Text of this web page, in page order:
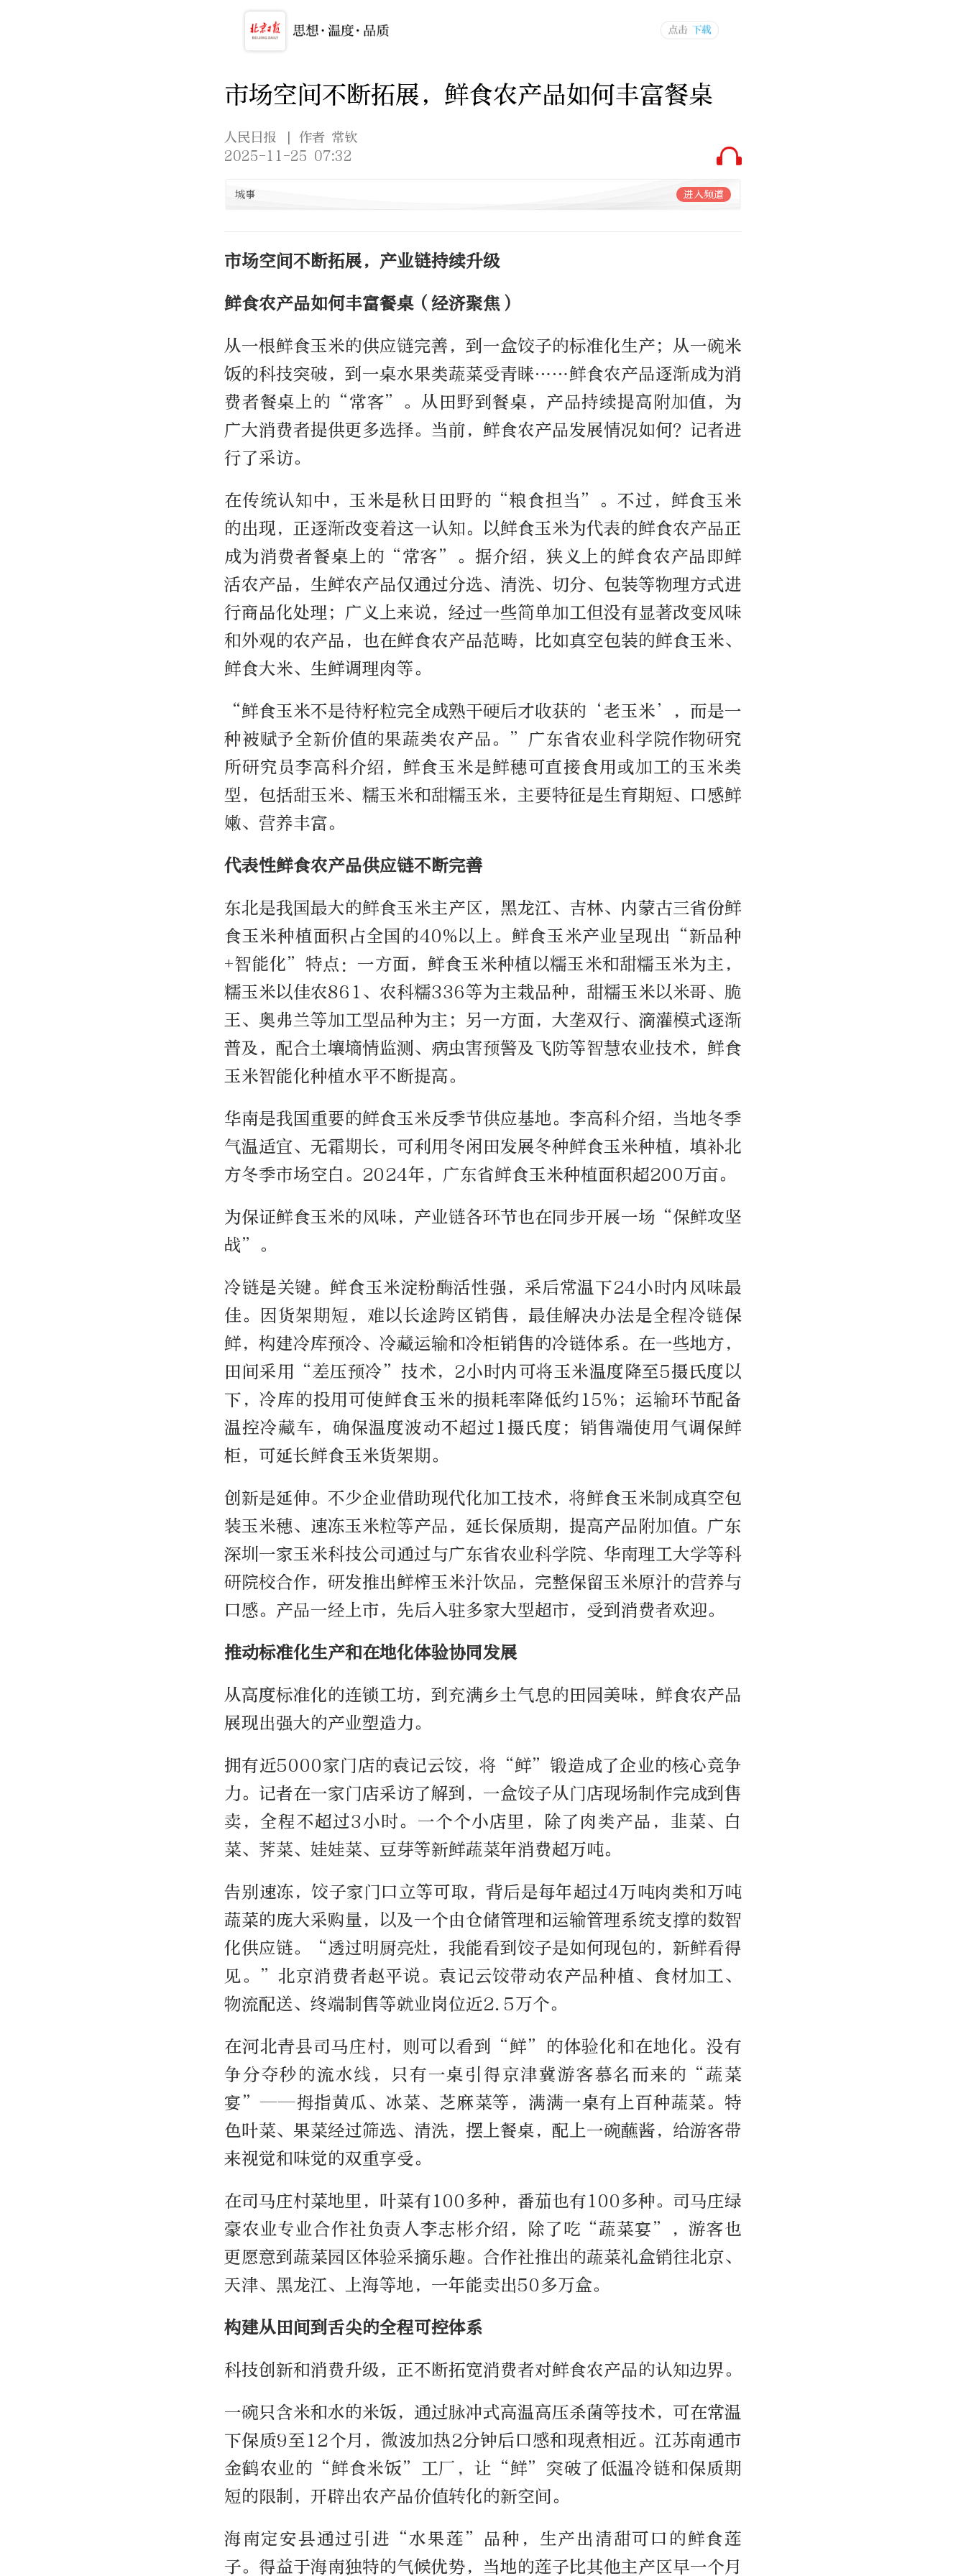
市场空间不断拓展，鲜食农产品如何丰富餐桌
人民日报
| 作者 常钦
2025-11-25 07:32
城事 进入频道
市场空间不断拓展，产业链持续升级
鲜食农产品如何丰富餐桌（经济聚焦）
从一根鲜食玉米的供应链完善，到一盒饺子的标准化生产；从一碗米
饭的科技突破，到一桌水果类蔬菜受青睐……鲜食农产品逐渐成为消
费者餐桌上的“常客”。从田野到餐桌，产品持续提高附加值，为
广大消费者提供更多选择。当前，鲜食农产品发展情况如何？记者进
行了采访。
在传统认知中，玉米是秋日田野的“粮食担当”。不过，鲜食玉米
的出现，正逐渐改变着这一认知。以鲜食玉米为代表的鲜食农产品正
成为消费者餐桌上的“常客”。据介绍，狭义上的鲜食农产品即鲜
活农产品，生鲜农产品仅通过分选、清洗、切分、包装等物理方式进
行商品化处理；广义上来说，经过一些简单加工但没有显著改变风味
和外观的农产品，也在鲜食农产品范畴，比如真空包装的鲜食玉米、
鲜食大米、生鲜调理肉等。
“鲜食玉米不是待籽粒完全成熟干硬后才收获的‘老玉米’，而是一
种被赋予全新价值的果蔬类农产品。”广东省农业科学院作物研究
所研究员李高科介绍，鲜食玉米是鲜穗可直接食用或加工的玉米类
型，包括甜玉米、糯玉米和甜糯玉米，主要特征是生育期短、口感鲜
嫩、营养丰富。
代表性鲜食农产品供应链不断完善
东北是我国最大的鲜食玉米主产区，黑龙江、吉林、内蒙古三省份鲜
食玉米种植面积占全国的40%以上。鲜食玉米产业呈现出“新品种
+智能化”特点：一方面，鲜食玉米种植以糯玉米和甜糯玉米为主，
糯玉米以佳农861、农科糯336等为主栽品种，甜糯玉米以米哥、脆
王、奥弗兰等加工型品种为主；另一方面，大垄双行、滴灌模式逐渐
普及，配合土壤墒情监测、病虫害预警及飞防等智慧农业技术，鲜食
玉米智能化种植水平不断提高。
华南是我国重要的鲜食玉米反季节供应基地。李高科介绍，当地冬季
气温适宜、无霜期长，可利用冬闲田发展冬种鲜食玉米种植，填补北
方冬季市场空白。2024年，广东省鲜食玉米种植面积超200万亩。
为保证鲜食玉米的风味，产业链各环节也在同步开展一场“保鲜攻坚
战”。
冷链是关键。鲜食玉米淀粉酶活性强，采后常温下24小时内风味最
佳。因货架期短，难以长途跨区销售，最佳解决办法是全程冷链保
鲜，构建冷库预冷、冷藏运输和冷柜销售的冷链体系。在一些地方，
田间采用“差压预冷”技术，2小时内可将玉米温度降至5摄氏度以
下，冷库的投用可使鲜食玉米的损耗率降低约15%；运输环节配备
温控冷藏车，确保温度波动不超过1摄氏度；销售端使用气调保鲜
柜，可延长鲜食玉米货架期。
创新是延伸。不少企业借助现代化加工技术，将鲜食玉米制成真空包
装玉米穗、速冻玉米粒等产品，延长保质期，提高产品附加值。广东
深圳一家玉米科技公司通过与广东省农业科学院、华南理工大学等科
研院校合作，研发推出鲜榨玉米汁饮品，完整保留玉米原汁的营养与
口感。产品一经上市，先后入驻多家大型超市，受到消费者欢迎。
推动标准化生产和在地化体验协同发展
从高度标准化的连锁工坊，到充满乡土气息的田园美味，鲜食农产品
展现出强大的产业塑造力。
拥有近5000家门店的袁记云饺，将“鲜”锻造成了企业的核心竞争
力。记者在一家门店采访了解到，一盒饺子从门店现场制作完成到售
卖，全程不超过3小时。一个个小店里，除了肉类产品，韭菜、白
菜、荠菜、娃娃菜、豆芽等新鲜蔬菜年消费超万吨。
告别速冻，饺子家门口立等可取，背后是每年超过4万吨肉类和万吨
蔬菜的庞大采购量，以及一个由仓储管理和运输管理系统支撑的数智
化供应链。“透过明厨亮灶，我能看到饺子是如何现包的，新鲜看得
见。”北京消费者赵平说。袁记云饺带动农产品种植、食材加工、
物流配送、终端制售等就业岗位近2.5万个。
在河北青县司马庄村，则可以看到“鲜”的体验化和在地化。没有
争分夺秒的流水线，只有一桌引得京津冀游客慕名而来的“蔬菜
宴”——拇指黄瓜、冰菜、芝麻菜等，满满一桌有上百种蔬菜。特
色叶菜、果菜经过筛选、清洗，摆上餐桌，配上一碗蘸酱，给游客带
来视觉和味觉的双重享受。
在司马庄村菜地里，叶菜有100多种，番茄也有100多种。司马庄绿
豪农业专业合作社负责人李志彬介绍，除了吃“蔬菜宴”，游客也
更愿意到蔬菜园区体验采摘乐趣。合作社推出的蔬菜礼盒销往北京、
天津、黑龙江、上海等地，一年能卖出50多万盒。
构建从田间到舌尖的全程可控体系
科技创新和消费升级，正不断拓宽消费者对鲜食农产品的认知边界。
一碗只含米和水的米饭，通过脉冲式高温高压杀菌等技术，可在常温
下保质9至12个月，微波加热2分钟后口感和现煮相近。江苏南通市
金鹤农业的“鲜食米饭”工厂，让“鲜”突破了低温冷链和保质期
短的限制，开辟出农产品价值转化的新空间。
海南定安县通过引进“水果莲”品种，生产出清甜可口的鲜食莲
子。得益于海南独特的气候优势，当地的莲子比其他主产区早一个月